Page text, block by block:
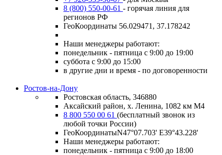
8 (800) 550-00-61 - горячая линия для
регионов РФ
ГеоКоординаты 56.029471, 37.178242
Наши менеджеры работают:
понедельник - пятница с 9:00 до 19:00
суббота с 9:00 до 15:00
в другие дни и время - по договоренности
Ростов-на-Дону
Ростовская область, 346880
Аксайский район, х. Ленина, 1082 км М4
8 800 550 00 61 (бесплатный звонок из
любой точки России)
ГеоКоординатыN47°07.703' E39°43.228'
Наши менеджеры работают:
понедельник - пятница с 9:00 до 18:00